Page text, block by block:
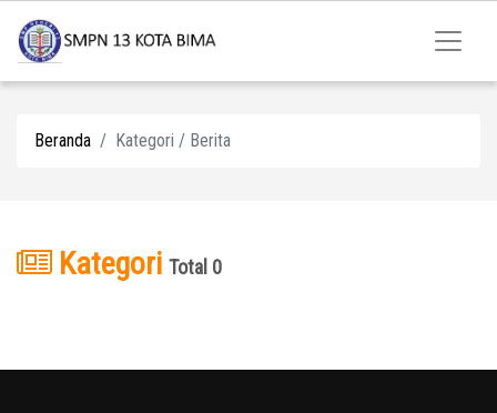
Beranda Kategori / Berita
Kategori Total 0